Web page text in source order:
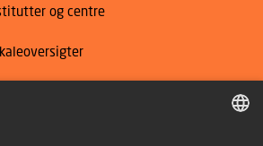
og centre